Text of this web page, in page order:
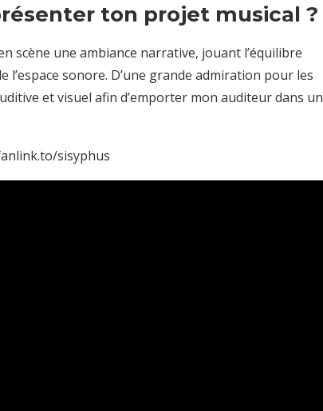
ton projet musical ?
scène une ambiance narrative, jouant l’équilibre
sonore. D’une grande admiration pour les
et visuel afin d’emporter mon auditeur dans un
sisyphus